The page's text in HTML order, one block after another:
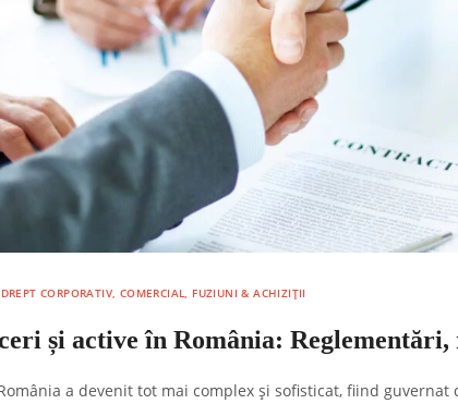
DREPT CORPORATIV, COMERCIAL, FUZIUNI & ACHIZIȚII
și active în România:
a devenit tot mai complex și sofisticat, fiind